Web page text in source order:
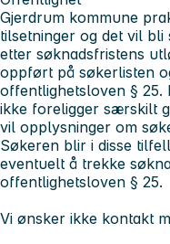
Gjerdrum kommune
tilsetninger og det vil
etter søknadsfristens
oppført på søkerlisten
offentlighetsloven § 25.
ikke foreligger særskilt
vil opplysninger om
Søkeren blir i disse
eventuelt å trekke
offentlighetsloven § 25.
Vi ønsker ikke kontakt